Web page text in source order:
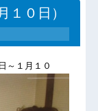
１０日）
～１月１０